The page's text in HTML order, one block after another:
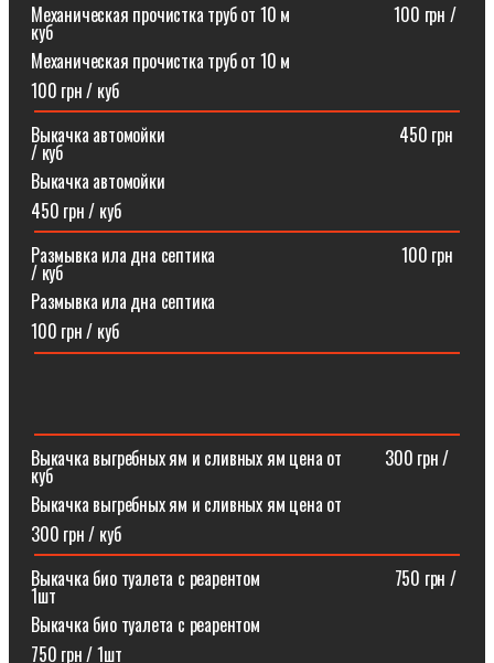
Механическая прочистка труб от 10 м⠀⠀⠀⠀⠀⠀⠀⠀100 грн /
куб
Механическая прочистка труб от 10 м
100 грн / куб
Выкачка автомойки⠀⠀⠀⠀⠀⠀⠀⠀⠀⠀⠀⠀⠀⠀⠀⠀⠀⠀450 грн
/ куб
Выкачка автомойки
450 грн / куб
Размывка ила дна септика ⠀⠀⠀⠀⠀⠀⠀⠀⠀⠀⠀⠀⠀⠀100 грн
/ куб
Размывка ила дна септика
100 грн / куб
Выкачка выгребных ям и сливных ям цена от ⠀⠀⠀300 грн /
куб
Выкачка выгребных ям и сливных ям цена от
300 грн / куб
Выкачка био туалета с реарентом ⠀⠀⠀⠀⠀⠀⠀⠀⠀⠀750 грн /
1шт
Выкачка био туалета с реарентом
750 грн / 1шт